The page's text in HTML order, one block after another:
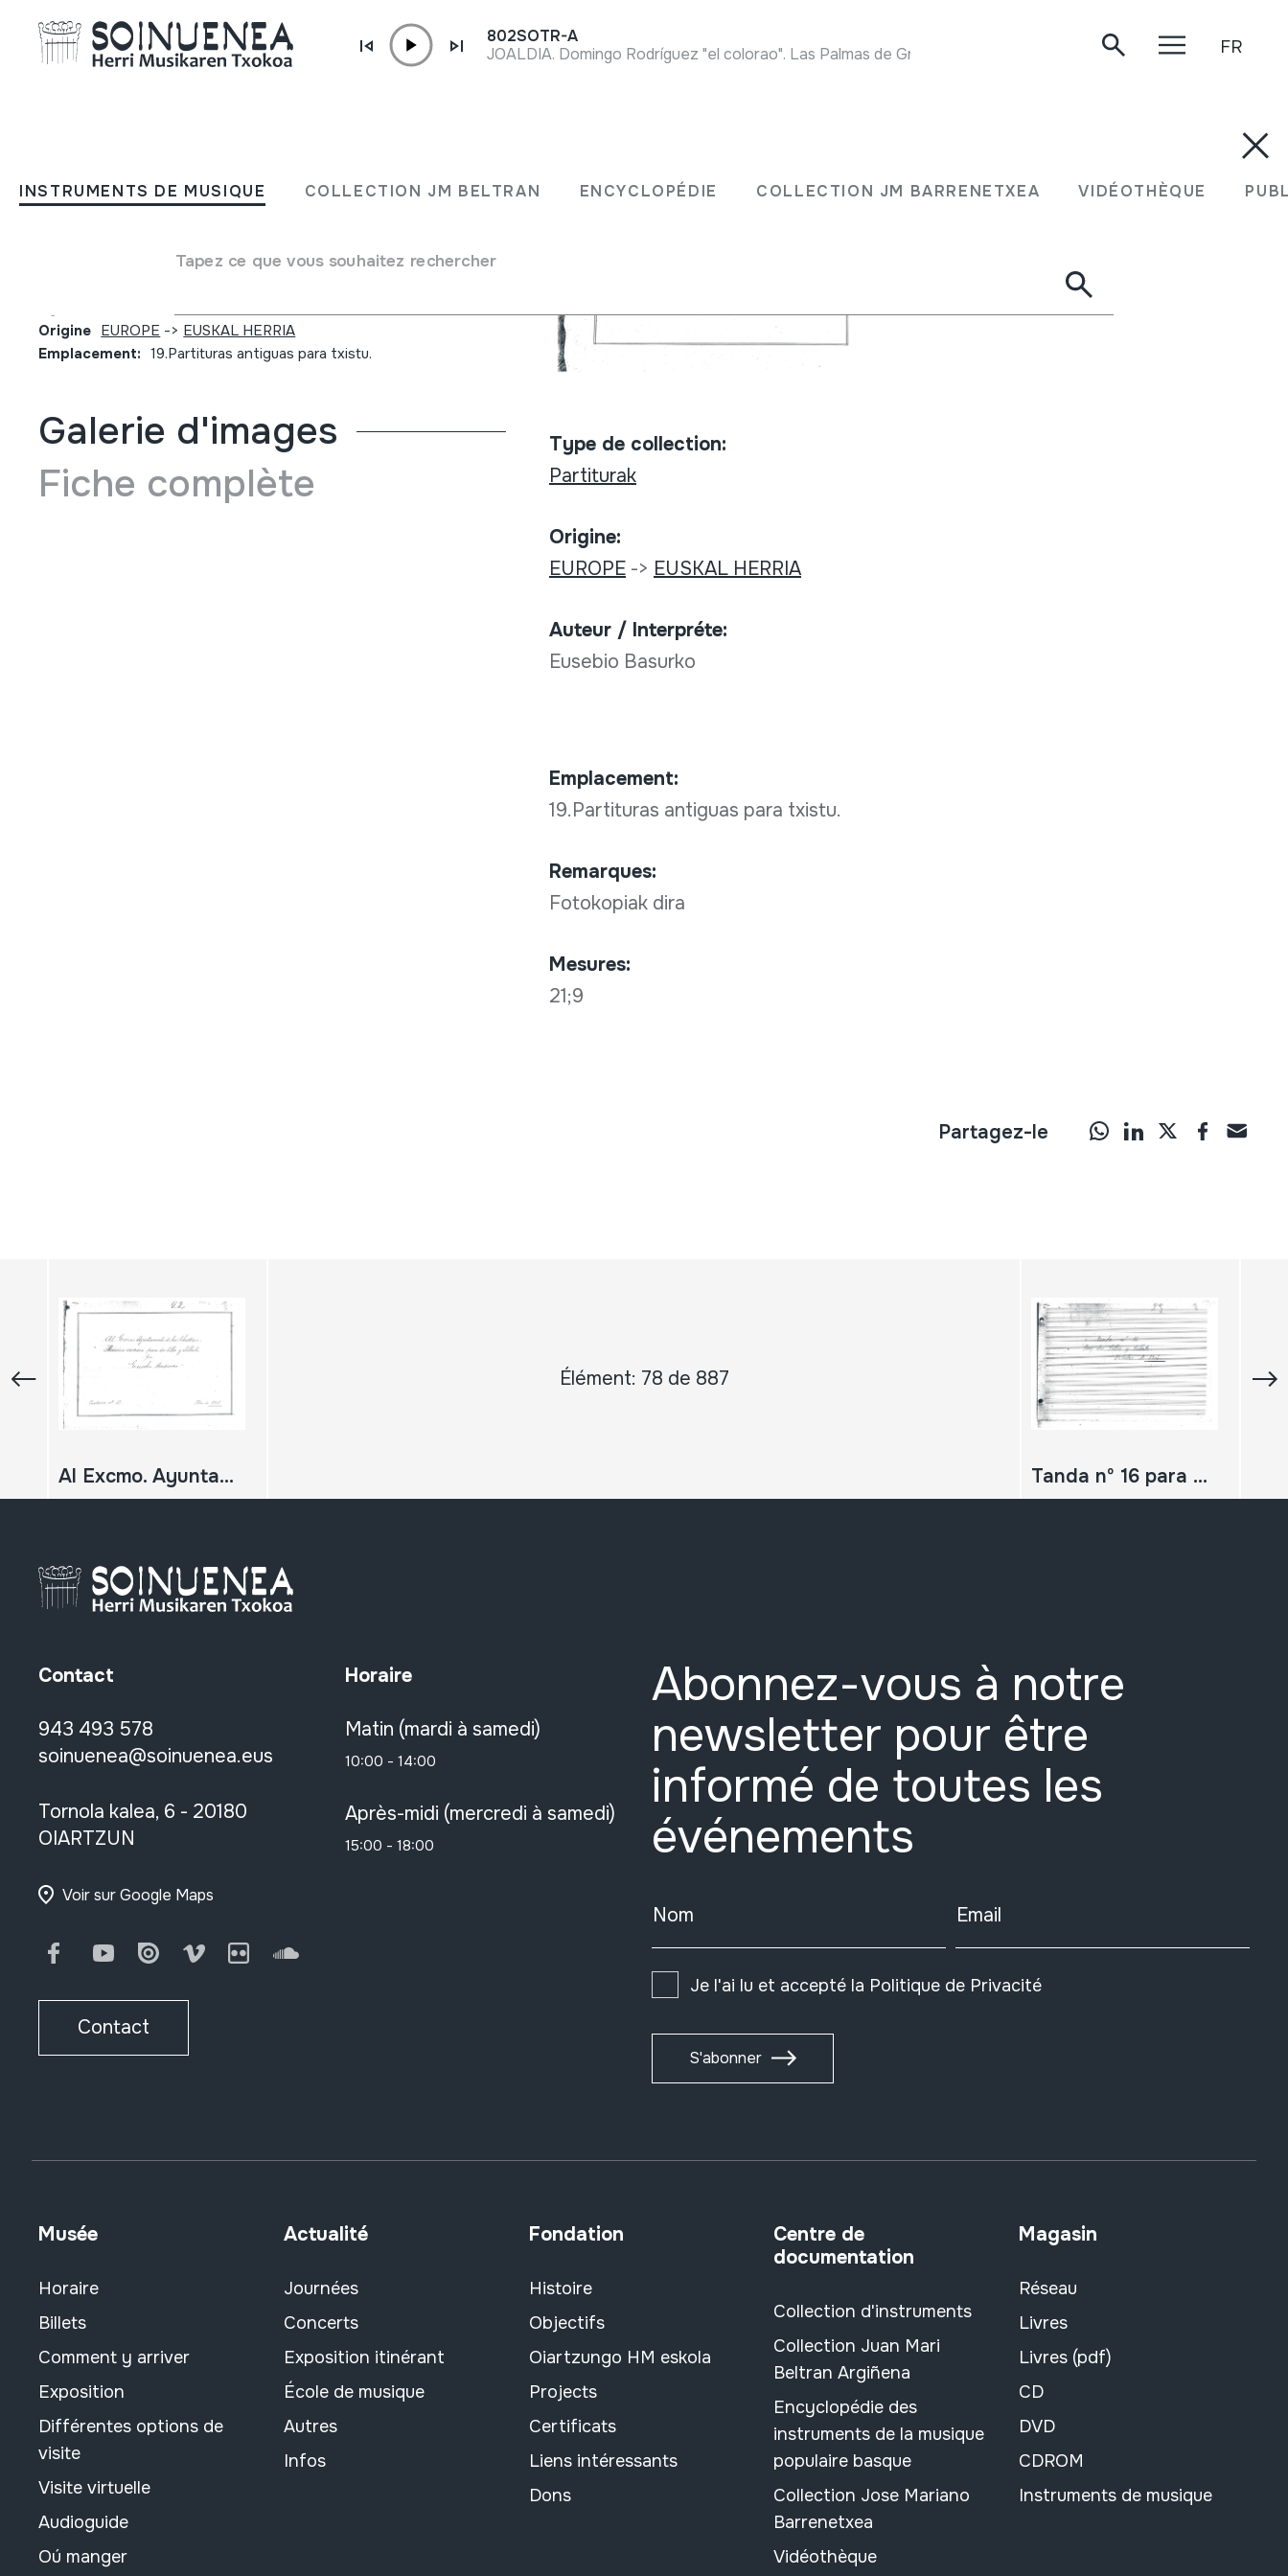
INSTRUMENTS DE MUSIQUE COLLECTION JM BELTRAN ENCYCLOPÉDIE COLLECTION JM BARRENETXEA VIDÉOTHÈQUE
Tapez ce que vous souhaitez rechercher
802SOTR-A
FR
A la comisión de fomento. Música
correspondiente al año 1906.
Origine EUROPE -> EUSKAL HERRIA
Emplacement: 19.Partituras antiguas para txistu.
Galerie d'images
Fiche complète
Type de collection:
Partiturak
Origine:
EUROPE-> EUSKAL HERRIA
Auteur / Interpréte:
Eusebio Basurko
Emplacement:
19.Partituras antiguas para txistu.
Remarques:
Fotokopiak dira
Mesures:
21;9
Partagez-le
Élément: 78 de 887
Al Excmo. Ayuntamiento de San Sebastián. Música Euskara para dos silbos y silbote. Año 1905. Cuaderno nº 17. Tanda nº 16 para dos silbos y silbote. Octubre de 1906.
Contact
943 493 578
soinuenea@soinuenea.eus
Tornola kalea, 6 - 20180
OIARTZUN
Voir sur Google Maps
FacebookYoutubeIssuu Vimeo FlickrSoundCloud
Contact
Horaire
Matin (mardi à samedi)
10:00 - 14:00
Après-midi (mercredi à samedi)
15:00 - 18:00
Abonnez-vous à notre
newsletter pour être
informé de toutes les
événements
Nom Email
Je l'ai lu et accepté la Politique de Privacité
S'abonner
Musée
Horaire
Billets
Comment y arriver
Exposition
Différentes options de
visite
Visite virtuelle
Audioguide
Oú manger
Actualité
Journées
Concerts
Exposition itinérant
École de musique
Autres
Infos
Fondation
Histoire
Objectifs
Oiartzungo HM eskola
Projects
Certificats
Liens intéressants
Dons
Centre de
documentation
Collection d'instruments
Collection Juan Mari
Beltran Argiñena
Encyclopédie des
instruments de la musique
populaire basque
Collection Jose Mariano
Barrenetxea
Vidéothèque
Magasin
Réseau
Livres
Livres (pdf)
CD
DVD
CDROM
Instruments de musique